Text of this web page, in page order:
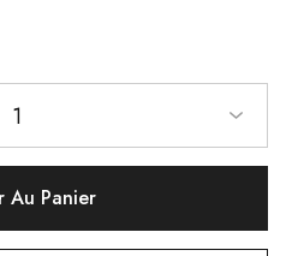
1
Au Panier